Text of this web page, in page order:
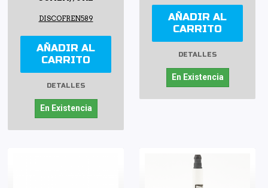
DISCOFREN589
AÑADIR AL
CARRITO
DETALLES
En Existencia
AÑADIR AL
CARRITO
DETALLES
En Existencia